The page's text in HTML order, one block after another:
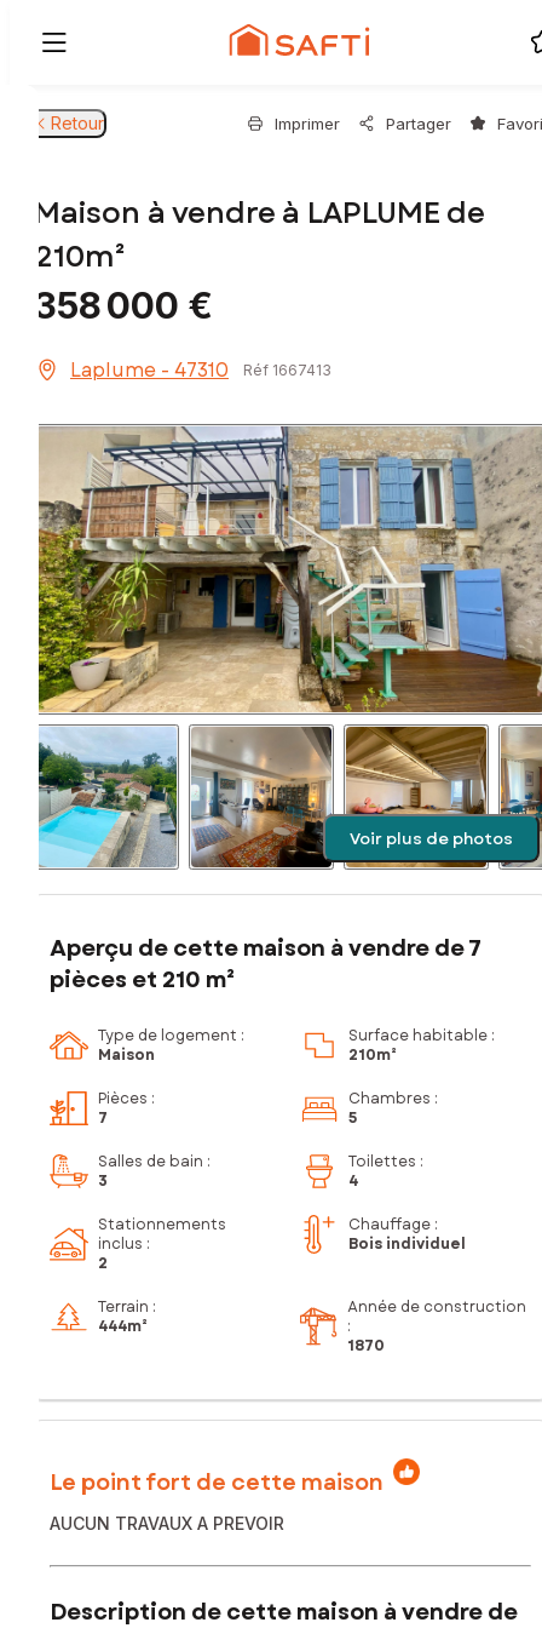
Retour Imprimer Partager
Maison à vendre à LAPLUME de
210m²
358 000 €
Laplume - 47310 Réf 1667413
Voir plus de photos
Aperçu de cette maison à vendre de 7
pièces et 210 m²
Type de logement :
Maison
Surface habitable :
210m²
Pièces :
7
Chambres :
5
Salles de bain :
3
Toilettes :
4
Stationnements
inclus :
2
Chauffage :
Bois individuel
Terrain :
444m²
Année de construction
:
1870
Le point fort de cette maison
AUCUN TRAVAUX A PREVOIR
Description de cette maison à vendre de